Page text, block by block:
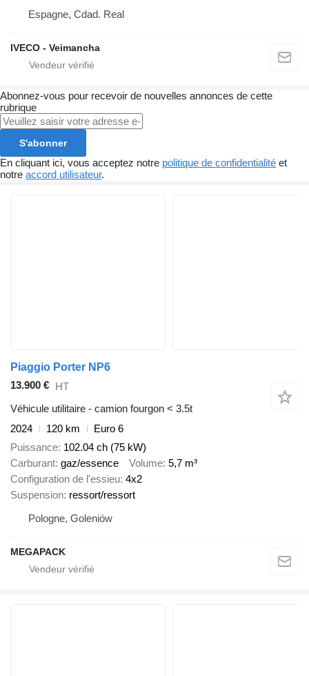
Espagne, Cdad. Real
IVECO - Veimancha
Abonnez-vous pour recevoir de nouvelles annonces de cette
rubrique
S'abonner
En cliquant ici, vous acceptez notre politique de confidentialité et
notre accord utilisateur.
Piaggio Porter NP6
13.900 € HT
Véhicule utilitaire - camion fourgon < 3.5t
2024
120 km
Euro 6
Puissance 102.04 ch (75 kW)
Carburant gaz/essence Volume 5,7 m³
Configuration de l'essieu 4x2
Suspension ressort/ressort
Pologne, Goleniów
MEGAPACK